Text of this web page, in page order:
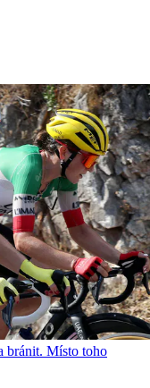
bránit. Místo toho